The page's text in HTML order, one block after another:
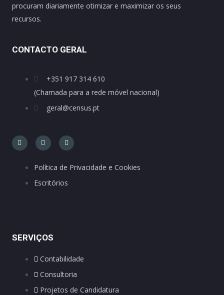
procuram diariamente otimizar e maximizar os seus
recursos.
CONTACTO GERAL
+351 917 314 610
(Chamada para a rede móvel nacional)
geral@census.pt
Política de Privacidade e Cookies
Escritórios
SERVIÇOS
Contabilidade
Consultoria
Projetos de Candidatura